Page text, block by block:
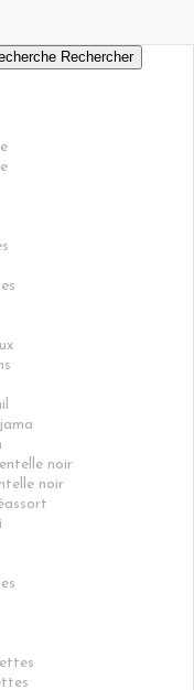
Rechercher
noir